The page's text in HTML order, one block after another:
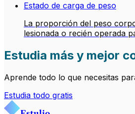
Estado de carga de peso
La proporción del peso
lesionada o recién operada
Estudia más y mejor
Aprende todo lo que necesitas
Estudia todo gratis